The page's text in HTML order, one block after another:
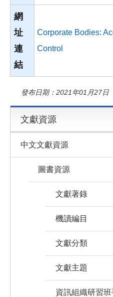
網
址
連
結
Corporate Bodies:
Control
發布日期：2021年01月27
文獻資源
中文文獻資源
圖書資源
文獻著錄
機讀編目
文獻分類
文獻主題
資訊組織研習